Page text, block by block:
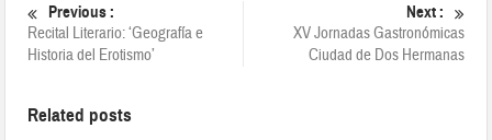
Previous :
Recital Literario: ‘Geografía e
Historia del Erotismo’
Next :
XV Jornadas Gastronómicas
Ciudad de Dos Hermanas
Related posts